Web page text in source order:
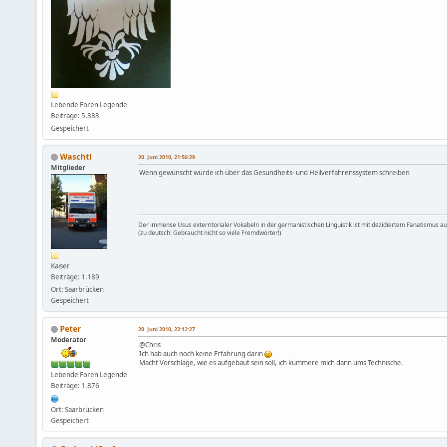
Lebende Foren Legende
Beiträge: 5.383
Gespeichert
Waschtl
Mitglieder
Kaiser
Beiträge: 1.189
Ort: Saarbrücken
Gespeichert
20. Juni 2010, 21:56:29
Wenn gewünscht würde ich über das Gesundheits- und Heilverfahrenssystem schreiben
Der immense Usus exterritorialer Vokabeln in der germanistischen Linguistik ist mit dezidiertem Fanatismus
(zu deutsch: Gebraucht nicht so viele Fremdwörter!)
Peter
Moderator
Lebende Foren Legende
Beiträge: 1.876
Ort: Saarbrücken
Gespeichert
20. Juni 2010, 22:12:27
@Chris
Ich hab auch noch keine Erfahrung darin
Macht Vorschläge, wie es aufgebaut sein soll, ich kümmere mich dann ums Technische.